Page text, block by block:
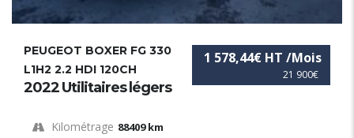
21 900€
1 578,44€ HT /Mois
PEUGEOT BOXER FG 330
L1H2 2.2 HDI 120CH
2022 Utilitaires légers
Kilométrage 88409 km